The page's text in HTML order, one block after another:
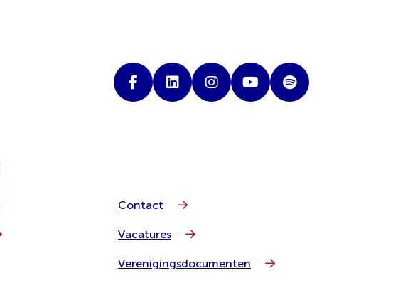
Contact
Vacatures
Verenigingsdocumenten